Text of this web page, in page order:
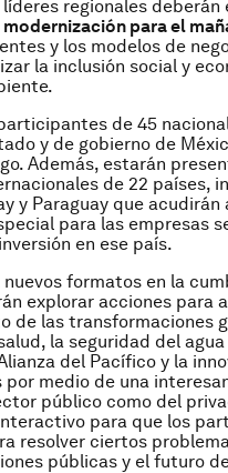
regionales
modernización para el
y los modelos de
la inclusión social y
de 45
y de gobierno de
Además, estarán
de 22 países,
y Paraguay que
para las empresas
en ese país.
formatos en la
explorar acciones para
de las transformaciones
la seguridad del
del Pacífico y la
medio de una
público como del
para que los
resolver ciertos
públicas y el futuro